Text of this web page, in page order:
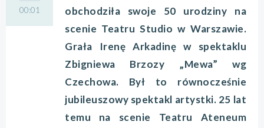
00:01
obchodziła swoje 50 urodziny na
scenie Teatru Studio w Warszawie.
Grała Irenę Arkadinę w spektaklu
Zbigniewa Brzozy „Mewa” wg
Czechowa. Był to równocześnie
jubileuszowy spektakl artystki. 25 lat
temu na scenie Teatru Ateneum